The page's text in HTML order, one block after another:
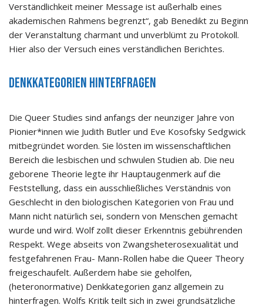
Verständlichkeit meiner Message ist außerhalb eines
akademischen Rahmens begrenzt“, gab Benedikt zu Beginn
der Veranstaltung charmant und unverblümt zu Protokoll.
Hier also der Versuch eines verständlichen Berichtes.
Denkkategorien hinterfragen
Die Queer Studies sind anfangs der neunziger Jahre von
Pionier*innen wie Judith Butler und Eve Kosofsky Sedgwick
mitbegründet worden. Sie lösten im wissenschaftlichen
Bereich die lesbischen und schwulen Studien ab. Die neu
geborene Theorie legte ihr Hauptaugenmerk auf die
Feststellung, dass ein ausschließliches Verständnis von
Geschlecht in den biologischen Kategorien von Frau und
Mann nicht natürlich sei, sondern von Menschen gemacht
wurde und wird. Wolf zollt dieser Erkenntnis gebührenden
Respekt. Wege abseits von Zwangsheterosexualität und
festgefahrenen Frau- Mann-Rollen habe die Queer Theory
freigeschaufelt. Außerdem habe sie geholfen,
(heteronormative) Denkkategorien ganz allgemein zu
hinterfragen. Wolfs Kritik teilt sich in zwei grundsätzliche